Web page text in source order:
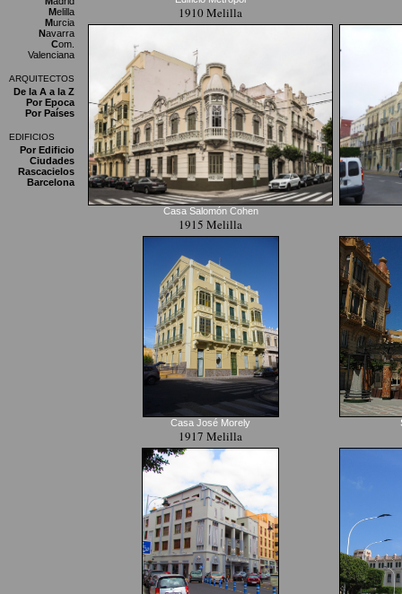
Melilla
Murcia
Navarra
Com.
Valenciana
ARQUITECTOS
De la A a la Z
Por Epoca
Por Países
EDIFICIOS
Por Edificio
Ciudades
Rascacielos
Barcelona
1910 Melilla
Casa Salomón Cohen
1915 Melilla
Casa José Morely
1917 Melilla